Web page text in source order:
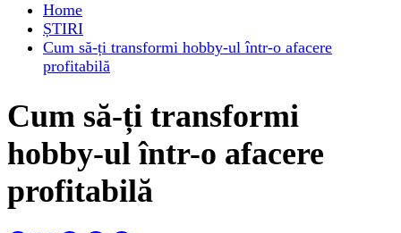
Home
ȘTIRI
Cum să-ți transformi hobby-ul într-o afacere
profitabilă
Cum să-ți transformi
hobby-ul într-o afacere
profitabilă